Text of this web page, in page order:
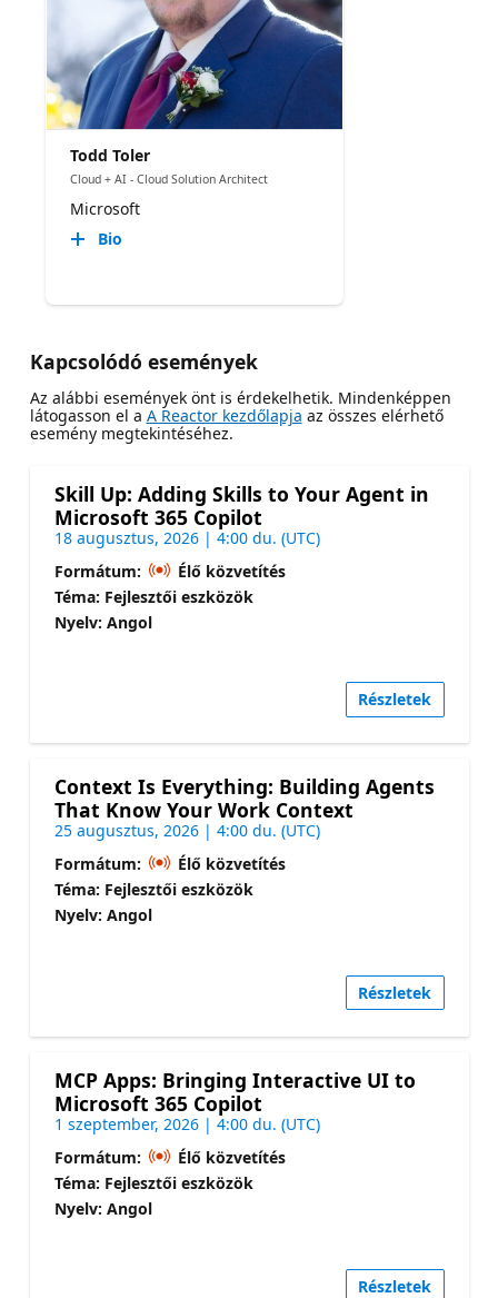
Todd Toler
Cloud + AI - Cloud Solution Architect
Microsoft
Bio
Kapcsolódó események
Az alábbi események önt is érdekelhetik. Mindenképpen
látogasson el a A Reactor kezdőlapja az összes elérhető
esemény megtekintéséhez.
Skill Up: Adding Skills to Your Agent in
Microsoft 365 Copilot
18 augusztus, 2026 | 4:00 du. (UTC)
Formátum:
Élő közvetítés
Téma: Fejlesztői eszközök
Nyelv: Angol
Részletek
Context Is Everything: Building Agents
That Know Your Work Context
25 augusztus, 2026 | 4:00 du. (UTC)
Formátum:
Élő közvetítés
Téma: Fejlesztői eszközök
Nyelv: Angol
Részletek
MCP Apps: Bringing Interactive UI to
Microsoft 365 Copilot
1 szeptember, 2026 | 4:00 du. (UTC)
Formátum:
Élő közvetítés
Téma: Fejlesztői eszközök
Nyelv: Angol
Részletek